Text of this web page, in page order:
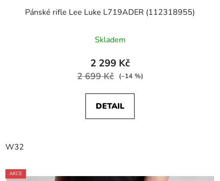
Pánské rifle Lee Luke L719ADER (112318955)
Skladem
2 299 Kč
2 699 Kč (–14 %)
DETAIL
W32
AKCE